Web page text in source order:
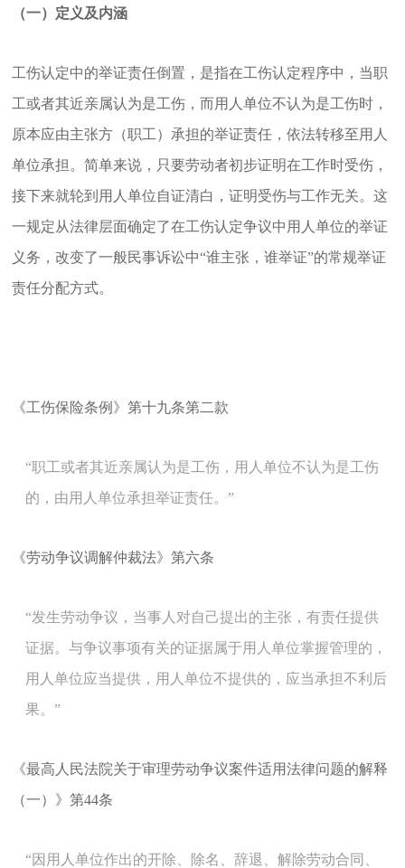
（一）定义及内涵
工伤认定中的举证责任倒置，是指在工伤认定程序中，当职
工或者其近亲属认为是工伤，而用人单位不认为是工伤时，
原本应由主张方（职工）承担的举证责任，依法转移至用人
单位承担。简单来说，只要劳动者初步证明在工作时受伤，
接下来就轮到用人单位自证清白，证明受伤与工作无关。这
一规定从法律层面确定了在工伤认定争议中用人单位的举证
义务，改变了一般民事诉讼中“谁主张，谁举证”的常规举证
责任分配方式。
《工伤保险条例》第十九条第二款
“职工或者其近亲属认为是工伤，用人单位不认为是工伤
的，由用人单位承担举证责任。”
《劳动争议调解仲裁法》第六条
“发生劳动争议，当事人对自己提出的主张，有责任提供
证据。与争议事项有关的证据属于用人单位掌握管理的，
用人单位应当提供，用人单位不提供的，应当承担不利后
果。”
《最高人民法院关于审理劳动争议案件适用法律问题的解释
（一）》第44条
“因用人单位作出的开除、除名、辞退、解除劳动合同、